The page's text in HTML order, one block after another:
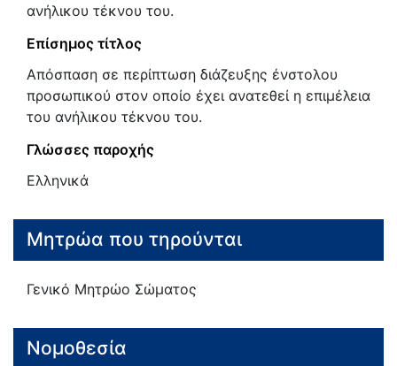
ανήλικου τέκνου του.
Επίσημος τίτλος
Απόσπαση σε περίπτωση διάζευξης ένστολου
προσωπικού στον οποίο έχει ανατεθεί η επιμέλεια
του ανήλικου τέκνου του.
Γλώσσες παροχής
Ελληνικά
Μητρώα που τηρούνται
Γενικό Μητρώο Σώματος
Νομοθεσία